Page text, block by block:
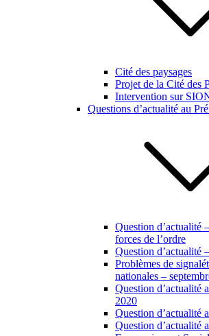
Cité des paysages
Projet de la Cité des
Intervention sur
Questions d’actualité au
Question d’actualité
forces de l’ordre
Question d’actualité
Problèmes de
nationales –
Question d’actualité
2020
Question d’actualité
Question d’actualité